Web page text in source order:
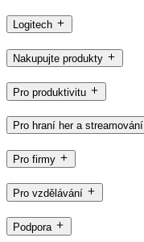
Logitech
Nakupujte produkty
Pro produktivitu
Pro hraní her a streamování
Pro firmy
Pro vzdělávání
Podpora